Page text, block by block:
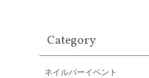
Category
ネイルバーイベント